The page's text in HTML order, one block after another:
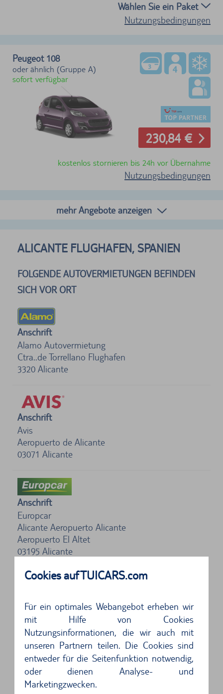
Cookies auf TUICARS.com
Für ein optimales Webangebot erheben wir
mit Hilfe von Cookies
Nutzungsinformationen, die wir auch mit
unseren Partnern teilen. Die Cookies sind
entweder für die Seitenfunktion notwendig,
oder dienen Analyse- und
Marketingzwecken.
Wählen Sie ein Paket
Nutzungsbedingungen
Peugeot 108
oder ähnlich (Gruppe A)
sofort verfügbar
230,84 €
kostenlos stornieren bis 24h vor Übernahme
Nutzungsbedingungen
mehr Angebote anzeigen
ALICANTE FLUGHAFEN, SPANIEN
FOLGENDE AUTOVERMIETUNGEN BEFINDEN
SICH VOR ORT
Anschrift
Alamo Autovermietung
Ctra..de Torrellano Flughafen
3320 Alicante
Anschrift
Avis
Aeropuerto de Alicante
03071 Alicante
Anschrift
Europcar
Alicante Aeropuerto Alicante
Aeropuerto El Altet
03195 Alicante
4 von 5 Sternen
kamen 45 Minuten zu Früh und er wollte uns
nic...
5 von 5 Sternen
Abwicklung an der Anmietung und der
Rückgabe sehr gut:...